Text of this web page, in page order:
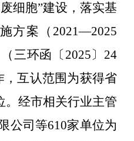
细胞”建设，落实基
方案（ 2021—2025
（三环函 〔 2025〕 24
，互认范围为获得省
。经市相关行业主管
公司等610家单位为